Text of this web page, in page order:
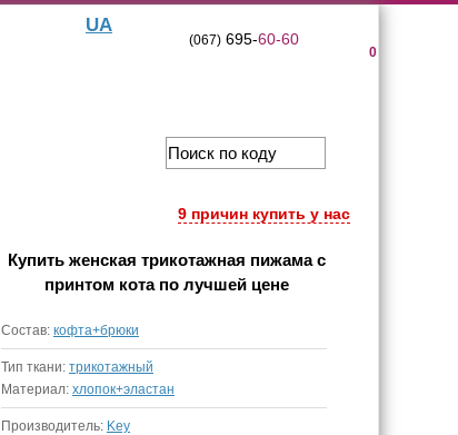
UA
0
(067)695-60-60
9 причин купить у нас
Купить женская трикотажная пижама с
принтом котапо лучшей цене
Состав: кофта+брюки
Тип ткани: трикотажный
Материал: хлопок+эластан
Производитель: Key